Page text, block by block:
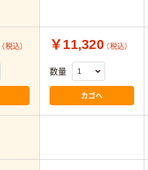
（税込） ￥11,320 （税込）
数量
カゴへ